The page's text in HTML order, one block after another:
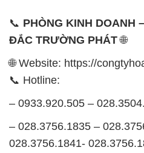
– 0933.920.505 –
028.3756.1841-
0902.765.866
📧 Email: